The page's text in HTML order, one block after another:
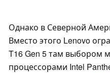
Однако в Северной
Вместо этого Lenovo
T16 Gen 5 там выбором
процессорами Intel